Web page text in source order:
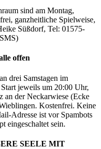
sind am Montag,
ganzheitliche Spielweise,
Süßdorf, Tel: 01575-
offen
drei Samstagen im
jeweils um 20:00 Uhr,
an der Neckarwiese (Ecke
Kostenfrei. Keine
Adresse ist vor Spambots
eingeschaltet sein.
SEELE MIT